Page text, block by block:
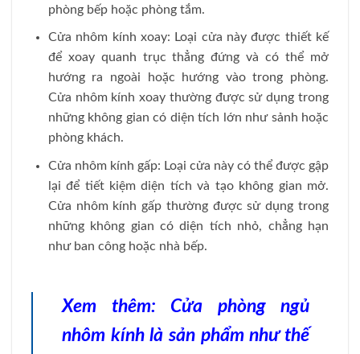
phòng bếp hoặc phòng tắm.
Cửa nhôm kính xoay: Loại cửa này được thiết kế
để xoay quanh trục thẳng đứng và có thể mở
hướng ra ngoài hoặc hướng vào trong phòng.
Cửa nhôm kính xoay thường được sử dụng trong
những không gian có diện tích lớn như sảnh hoặc
phòng khách.
Cửa nhôm kính gấp: Loại cửa này có thể được gập
lại để tiết kiệm diện tích và tạo không gian mở.
Cửa nhôm kính gấp thường được sử dụng trong
những không gian có diện tích nhỏ, chẳng hạn
như ban công hoặc nhà bếp.
Xem thêm: Cửa phòng ngủ
nhôm kính là sản phẩm như thế